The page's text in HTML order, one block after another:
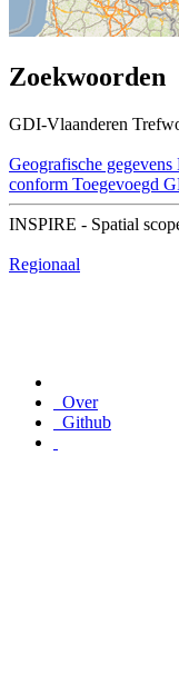
Zoekwoorden
GDI-Vlaanderen
Geografische gegevens
conform Toegevoegd
INSPIRE - Spatial
Regionaal
Over
Github